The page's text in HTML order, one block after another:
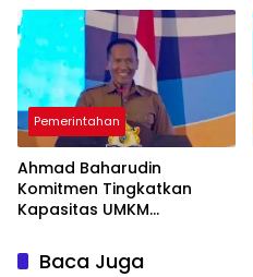
Pemerintahan
Ahmad Baharudin
Komitmen Tingkatkan
Kapasitas UMKM
EksporBaca Juga